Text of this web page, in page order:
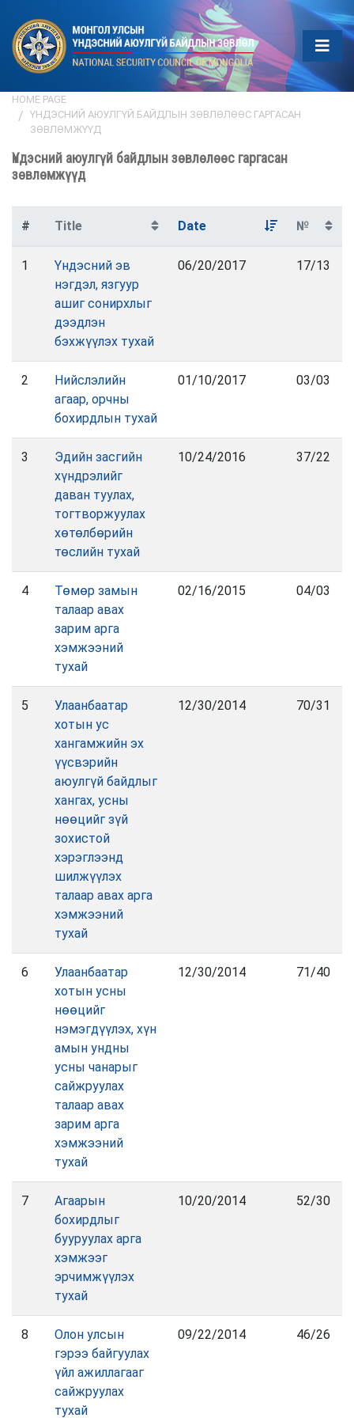
HOME PAGE
ҮНДЭСНИЙ АЮУЛГҮЙ БАЙДЛЫН ЗӨВЛӨЛӨӨС ГАРГАСАН
ЗӨВЛӨМЖҮҮД
Үндэсний аюулгүй байдлын зөвлөлөөс гаргасан
зөвлөмжүүд
# Title Date №
1
Үндэсний эв
нэгдэл, язгуур
ашиг сонирхлыг
дээдлэн
бэхжүүлэх тухай
06/20/2017 17/13
2
Нийслэлийн
агаар, орчны
бохирдлын тухай
01/10/2017 03/03
3
Эдийн засгийн
хүндрэлийг
даван туулах,
тогтворжуулах
хөтөлбөрийн
төслийн тухай
10/24/2016 37/22
4
Төмөр замын
талаар авах
зарим арга
хэмжээний
тухай
02/16/2015 04/03
5
Улаанбаатар
хотын ус
хангамжийн эх
үүсвэрийн
аюулгүй байдлыг
хангах, усны
нөөцийг зүй
зохистой
хэрэглээнд
шилжүүлэх
талаар авах арга
хэмжээний
тухай
12/30/2014 70/31
6
Улаанбаатар
хотын усны
нөөцийг
нэмэгдүүлэх, хүн
амын ундны
усны чанарыг
сайжруулах
талаар авах
зарим арга
хэмжээний
тухай
12/30/2014 71/40
7
Агаарын
бохирдлыг
бууруулах арга
хэмжээг
эрчимжүүлэх
тухай
10/20/2014 52/30
8
Олон улсын
гэрээ байгуулах
үйл ажиллагааг
сайжруулах
тухай
09/22/2014 46/26